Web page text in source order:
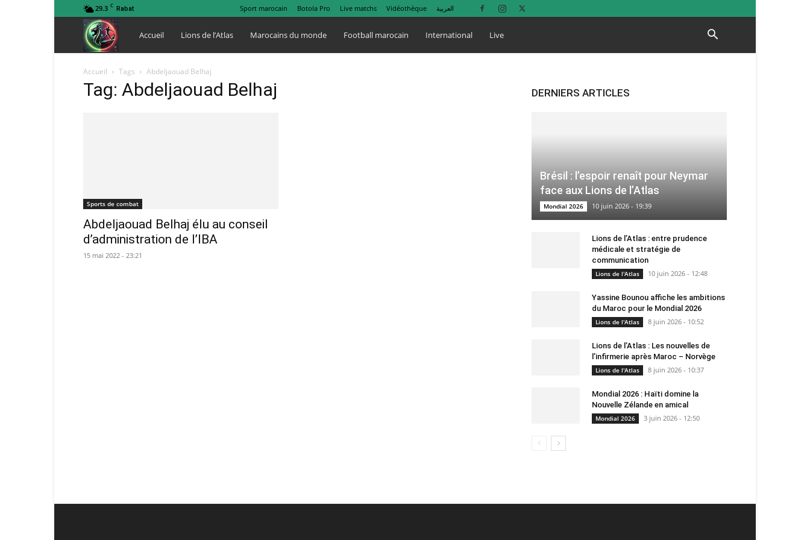
29.3 C Rabat Sport marocain Botola Pro Live matchs Vidéothèque العربية
Lions
de
Accueil Lions de l’Atlas Marocains du monde Football marocain International Live
Accueil Tags Abdeljaouad Belhaj
Tag: Abdeljaouad Belhaj
Sports de combat
Abdeljaouad Belhaj élu au conseil
d’administration de l’IBA
15 mai 2022 - 23:21
DERNIERS ARTICLES
Brésil : l’espoir renaît pour Neymar
face aux Lions de l’Atlas
Mondial 2026 10 juin 2026 - 19:39
Lions de l’Atlas : entre prudence
médicale et stratégie de
communication
Lions de l'Atlas 10 juin 2026 - 12:48
Yassine Bounou affiche les ambitions
du Maroc pour le Mondial 2026
Lions de l'Atlas 8 juin 2026 - 10:52
Lions de l’Atlas : Les nouvelles de
l’infirmerie après Maroc – Norvège
Lions de l'Atlas 8 juin 2026 - 10:37
Mondial 2026 : Haïti domine la
Nouvelle Zélande en amical
Mondial 2026 3 juin 2026 - 12:50